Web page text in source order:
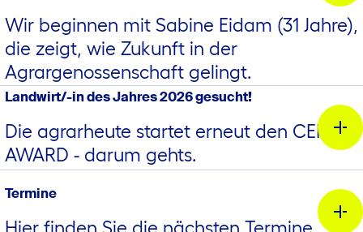
Der Fragebogen ist den Entgeltunterlagen beizufügen.
Bei Hinweisen auf eine Beschäftigung im
Wohnmitgliedstaat sollte der Arbeitgeber unbedingt
Kontakt mit den dortigen Sozialversicherungsträgern
aufnehmen.
Agrargenossenschaft Baalberge eG in
Sachsen-Anhalt
Volksbank Börde-
Bernburg eG
DZ BANK AG
Wir beginnen mit Sabine Eidam (31 Jahre),
die zeigt, wie Zukunft in der
Agrargenossenschaft gelingt.
Landwirt/-in des Jahres 2026 gesucht!
Die agrarheute startet erneut den CERES
AWARD - darum gehts.
Termine
Hier finden Sie die nächsten Termine.